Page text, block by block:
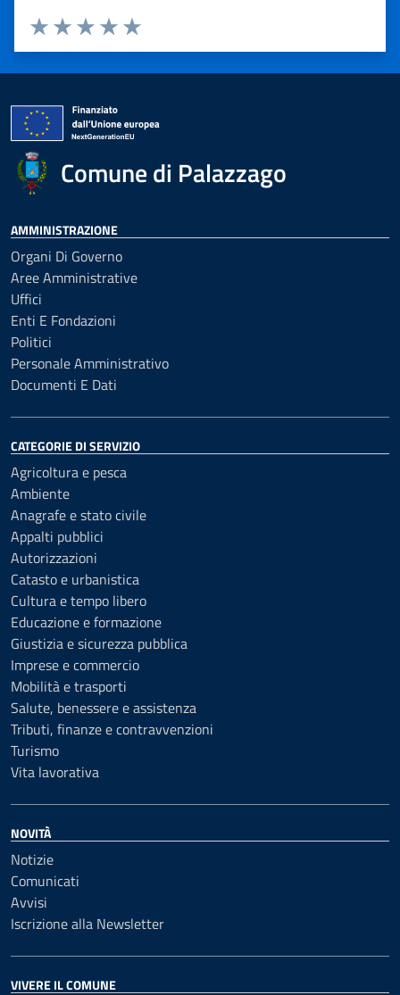
Valuta 5 stelle su 5
Valuta 4 stelle su 5
Valuta 3 stelle su 5
Valuta 2 stelle su 5
Valuta 1 stelle su 5
Comune di Palazzago
AMMINISTRAZIONE
Organi Di Governo
Aree Amministrative
Uffici
Enti E Fondazioni
Politici
Personale Amministrativo
Documenti E Dati
CATEGORIE DI SERVIZIO
Agricoltura e pesca
Ambiente
Anagrafe e stato civile
Appalti pubblici
Autorizzazioni
Catasto e urbanistica
Cultura e tempo libero
Educazione e formazione
Giustizia e sicurezza pubblica
Imprese e commercio
Mobilità e trasporti
Salute, benessere e assistenza
Tributi, finanze e contravvenzioni
Turismo
Vita lavorativa
NOVITÀ
Notizie
Comunicati
Avvisi
Iscrizione alla Newsletter
VIVERE IL COMUNE